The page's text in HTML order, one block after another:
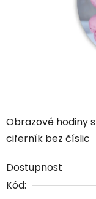
Obrazové hodiny
ciferník bez číslic
Dostupnost
Kód: